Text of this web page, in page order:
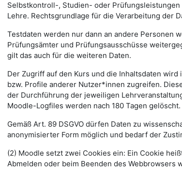
Selbstkontroll-, Studien- oder
Lehre. Rechtsgrundlage für die Verarbeitung der
Testdaten werden nur dann an andere Personen
Prüfungsämter und Prüfungsausschüsse
gilt das auch für die weiteren Daten.
Der Zugriff auf den Kurs und die Inhaltsdaten
bzw. Profile anderer Nutzer*innen zugreifen.
der Durchführung der jeweiligen
Moodle-Logfiles werden nach 180 Tagen gelöscht.
Gemäß Art. 89 DSGVO dürfen Daten zu
anonymisierter Form möglich und bedarf der
(2) Moodle setzt zwei Cookies ein: Ein Cookie
Abmelden oder beim Beenden des Webbrowsers